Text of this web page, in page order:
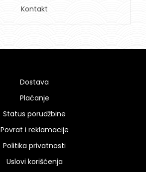
Kontakt
Dostava
Plaćanje
Status porudžbine
Povrat i reklamacije
Politika privatnosti
Uslovi korišćenja